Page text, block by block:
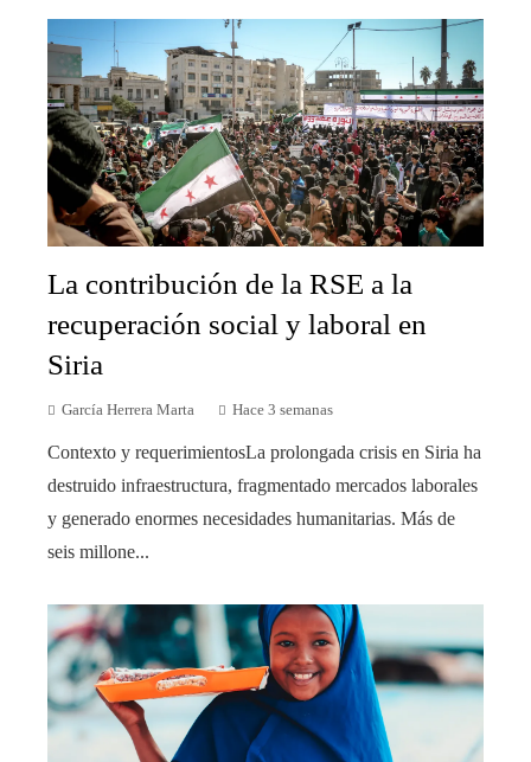
La contribución de la RSE a la
recuperación social y laboral en
Siria
García Herrera Marta Hace 3 semanas
Contexto y requerimientosLa prolongada crisis en Siria ha
destruido infraestructura, fragmentado mercados laborales
y generado enormes necesidades humanitarias. Más de
seis millone...